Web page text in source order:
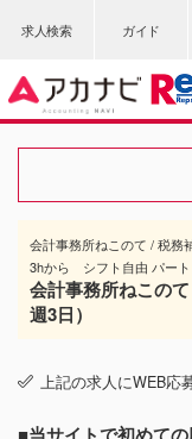
求人検索 ガイド
会計事務所ねこのて / 税
3hから シフト自由 パート
会計事務所ねこの
週3日）
上記の求人にWEB応